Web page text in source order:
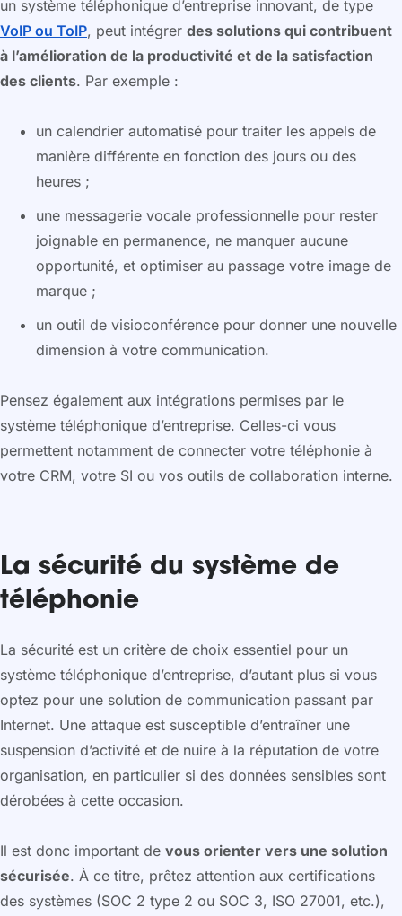
un système téléphonique d’entreprise innovant, de type
VoIP ou ToIP, peut intégrer des solutions qui contribuent
à l’amélioration de la productivité et de la satisfaction
des clients. Par exemple :
un calendrier automatisé pour traiter les appels de
manière différente en fonction des jours ou des
heures ;
une messagerie vocale professionnelle pour rester
joignable en permanence, ne manquer aucune
opportunité, et optimiser au passage votre image de
marque ;
un outil de visioconférence pour donner une nouvelle
dimension à votre communication.
Pensez également aux intégrations permises par le
système téléphonique d’entreprise. Celles-ci vous
permettent notamment de connecter votre téléphonie à
votre CRM, votre SI ou vos outils de collaboration interne.
La sécurité du système de
téléphonie
La sécurité est un critère de choix essentiel pour un
système téléphonique d’entreprise, d’autant plus si vous
optez pour une solution de communication passant par
Internet. Une attaque est susceptible d’entraîner une
suspension d’activité et de nuire à la réputation de votre
organisation, en particulier si des données sensibles sont
dérobées à cette occasion.
Il est donc important de vous orienter vers une solution
sécurisée. À ce titre, prêtez attention aux certifications
des systèmes (SOC 2 type 2 ou SOC 3, ISO 27001, etc.),